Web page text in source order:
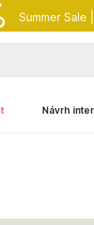
Summer Sale |
Návrh